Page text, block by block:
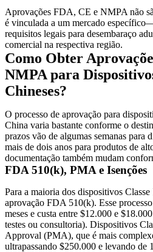
Aprovações FDA, CE e NMPA não
é vinculada a um mercado
requisitos legais para desembaraço
comercial na respectiva região.
Como Obter
NMPA para
Chineses?
O processo de aprovação para
China varia bastante conforme o
prazos vão de algumas semanas para
mais de dois anos para produtos de
documentação também mudam
FDA 510(k), PMA e Isenções
Para a maioria dos dispositivos
aprovação FDA 510(k). Esse
meses e custa entre $12.000 e
testes ou consultoria). Dispositivos
Approval (PMA), que é mais
ultrapassando $250.000 e levando de